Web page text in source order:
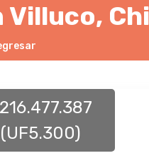
(UF5.300)